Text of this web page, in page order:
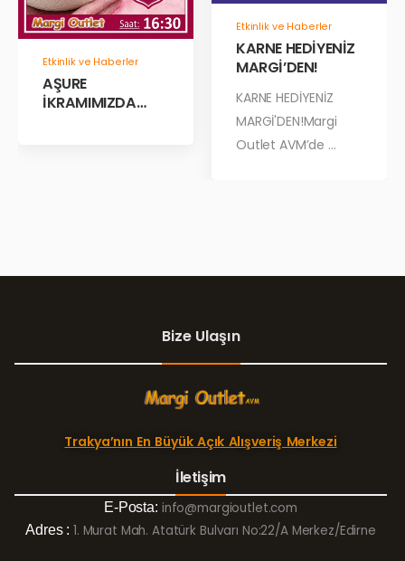
Etkinlik ve Haberler
AŞURE
İKRAMIMIZDA
Etkinlik ve Haberler
KARNE HEDİYENİZ
MARGİ’DEN!
KARNE HEDİYENİZ
MARGİ'DEN!Margi
Outlet AVM’de ...
Bize Ulaşın
Trakya’nın En Büyük Açık Alışveriş Merkezi
İletişim
E-Posta: info@margioutlet.com
Adres : 1. Murat Mah. Atatürk Bulvarı No:22/A Merkez/Edirne